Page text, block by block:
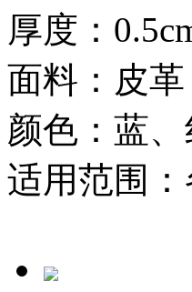
厚度：
面料：皮革
颜色：蓝
适用范围